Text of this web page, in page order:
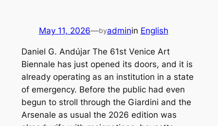
May 11, 2026—byadminin English
Daniel G. Andújar The 61st Venice Art
Biennale has just opened its doors, and it is
already operating as an institution in a state
of emergency. Before the public had even
begun to stroll through the Giardini and the
Arsenale as usual the 2026 edition was